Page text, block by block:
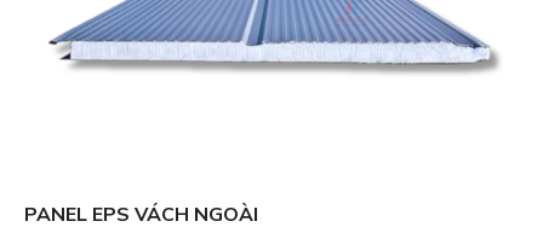
PANEL EPS VÁCH NGOÀI